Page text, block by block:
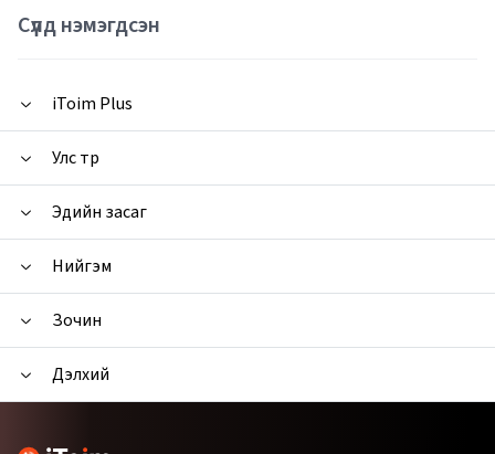
Сүүлд нэмэгдсэн
iToim Plus
Улс төр
Эдийн засаг
Нийгэм
Зочин
Дэлхий